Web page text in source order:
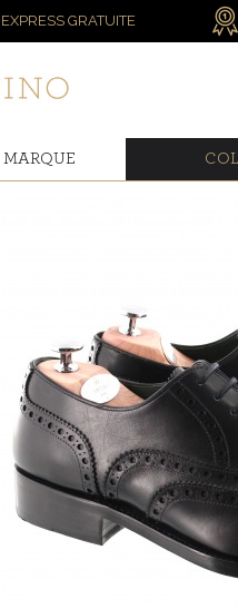
GRATUITE